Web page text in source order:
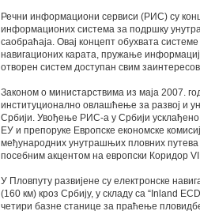
Речни информациони сервиси (РИС) су
информационих система за подршку
саобраћаја. Овај концепт обухвата
навигационих карата, пружање
отворен систем доступан свим
Законом о министарствима из маја 2007.
институционално овлашћење за развој и
Србији. Увођење РИС-а у Србији
ЕУ и препоруке Европске економске
међународних унутрашњих пловних
посебним акцентом на европски Коридор
У Пловпуту развијене су електронске
(160 км) кроз Србију, у складу са “Inland
четири базне станице за праћење